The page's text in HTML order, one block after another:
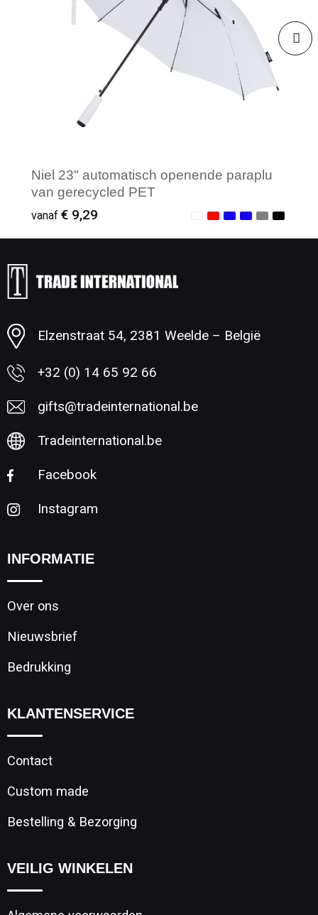
Niel 23" automatisch openende paraplu
van gerecycled PET
vanaf € 9,29
Minimale afname: 1
Elzenstraat 54, 2381 Weelde – België
+32 (0) 14 65 92 66
gifts@tradeinternational.be
Tradeinternational.be
Facebook
Instagram
INFORMATIE
Over ons
Nieuwsbrief
Bedrukking
KLANTENSERVICE
Contact
Custom made
Bestelling & Bezorging
VEILIG WINKELEN